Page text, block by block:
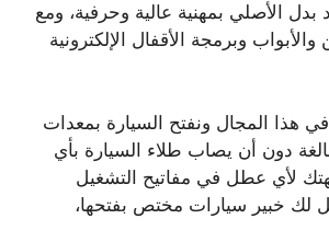
الأصلي بمهنية عالية وحرفية، ومع
وبرمجة الأقفال الإلكترونية
هذا المجال ونفتح السيارة بمعدات
دون أن يصاب طلاء السيارة بأي
لأي عطل في مفاتيح التشغيل
لك خبير سيارات مختص بفتحها،